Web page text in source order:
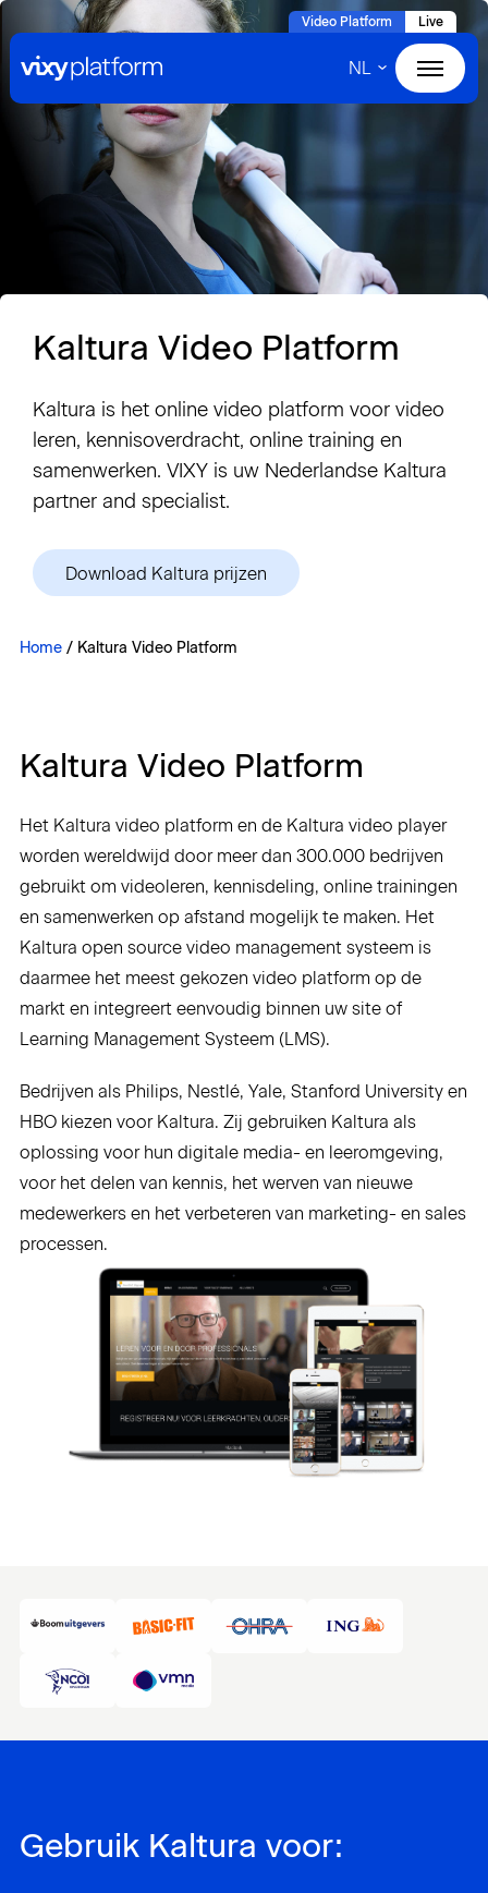
hoofdinhoud
Home
Video Platform Live
NL
Products
About VIXY
Resources
Contact
Sign in
Kaltura Video Platform
Kaltura is het online video platform voor video
leren, kennisoverdracht, online training en
samenwerken. VIXY is uw Nederlandse Kaltura
partner and specialist.
Download Kaltura prijzen
Home/ Kaltura Video Platform
Kaltura Video Platform
Het Kaltura video platform en de Kaltura video player
worden wereldwijd door meer dan 300.000 bedrijven
gebruikt om videoleren, kennisdeling, online trainingen
en samenwerken op afstand mogelijk te maken. Het
Kaltura open source video management systeem is
daarmee het meest gekozen video platform op de
markt en integreert eenvoudig binnen uw site of
Learning Management Systeem (LMS).
Bedrijven als Philips, Nestlé, Yale, Stanford University en
HBO kiezen voor Kaltura. Zij gebruiken Kaltura als
oplossing voor hun digitale media- en leeromgeving,
voor het delen van kennis, het werven van nieuwe
medewerkers en het verbeteren van marketing- en sales
processen.
Gebruik Kaltura voor: